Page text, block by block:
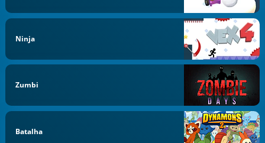
Ninja
Zumbi
Batalha